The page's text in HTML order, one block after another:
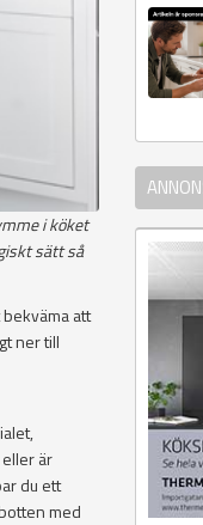
i köket
sätt så
att
ner till
är
du ett
med